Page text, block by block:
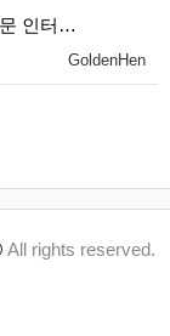
인터…
GoldenHen
All rights reserved.